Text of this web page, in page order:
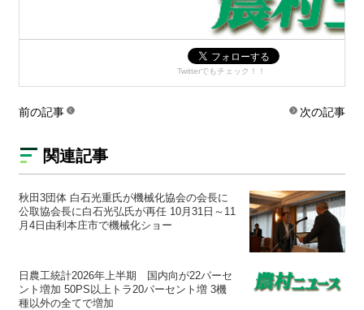
Twitterでもチェック！！
前の記事 次の記事
関連記事
秋田3団体 白石光重氏が機械化協会の会長に
公取協会長に白石光弘氏が再任 10月31日～11
月4日由利本庄市で機械化ショー
日農工統計2026年上半期 国内向が22パーセ
ント増加 50PS以上トラ20パーセント増 3機
種以外の全てで増加